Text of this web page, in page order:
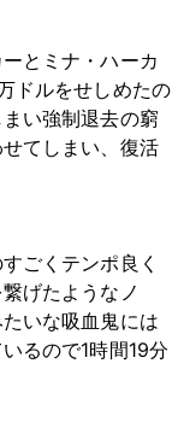
とミナ・ハーカ
ドルをせしめたの
い強制退去の窮
てしまい、復活
ごくテンポ良く
げたようなノ
いな吸血鬼には
るので1時間19分